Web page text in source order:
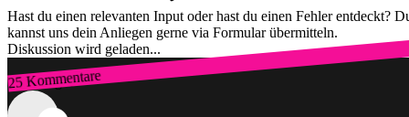
Hast du einen relevanten Input oder hast du einen Fehler entdeckt?
kannst uns dein Anliegen gerne via Formular übermitteln.
Diskussion wird geladen...
25 Kommentare
Zum Login